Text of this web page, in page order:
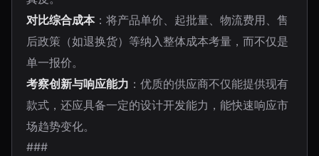
对比综合成本：将产品单价、起批量、物流费用、售
后政策（如退换货）等纳入整体成本考量，而不仅是
单一报价。
考察创新与响应能力 ：优质的供应商不仅能提供现有
款式，还应具备一定的设计开发能力，能快速响应市
场趋势变化。
###